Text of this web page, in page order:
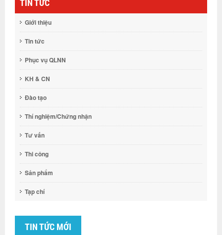
TIN TỨC
Giới thiệu
Tin tức
Phục vụ QLNN
KH & CN
Đào tạo
Thí nghiệm/Chứng nhận
Tư vấn
Thi công
Sản phẩm
Tạp chí
TIN TỨC MỚI